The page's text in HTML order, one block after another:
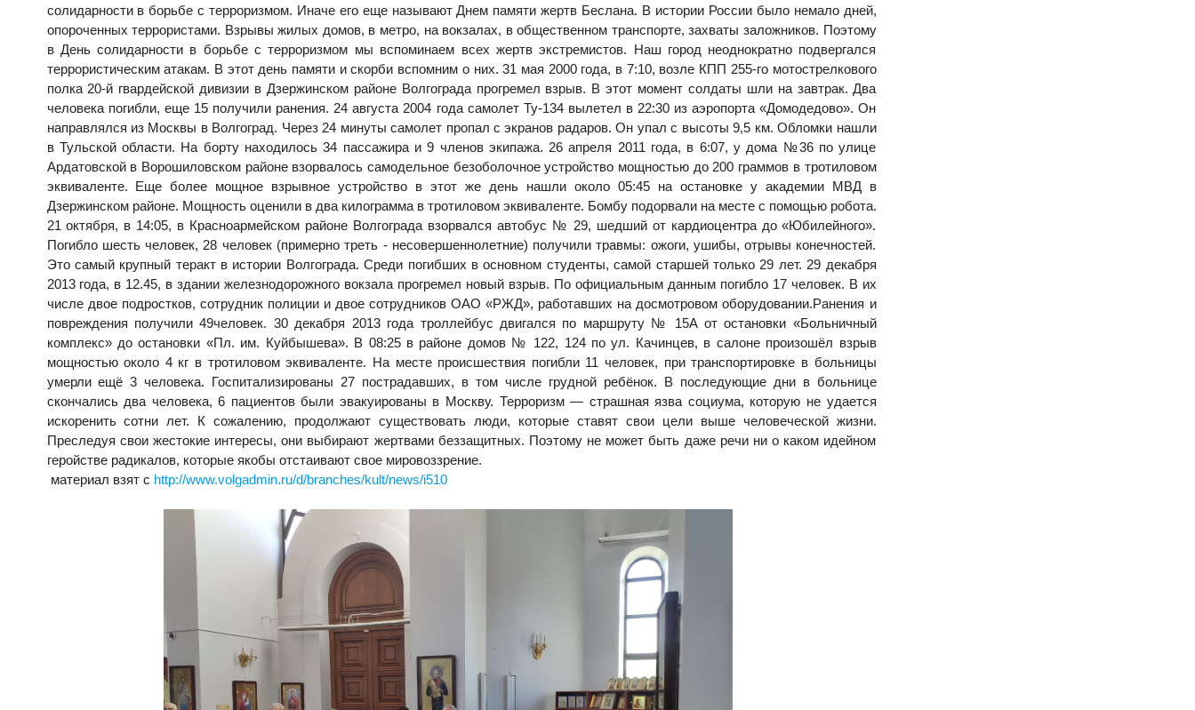
солидарности в борьбе с терроризмом. Иначе его еще называют Днем памяти жертв Беслана. В истории России было немало дней,
опороченных террористами. Взрывы жилых домов, в метро, на вокзалах, в общественном транспорте, захваты заложников. Поэтому
в День солидарности в борьбе с терроризмом мы вспоминаем всех жертв экстремистов. Наш город неоднократно подвергался
террористическим атакам. В этот день памяти и скорби вспомним о них. 31 мая 2000 года, в 7:10, возле КПП 255-го мотострелкового
полка 20-й гвардейской дивизии в Дзержинском районе Волгограда прогремел взрыв. В этот момент солдаты шли на завтрак. Два
человека погибли, еще 15 получили ранения. 24 августа 2004 года самолет Ту-134 вылетел в 22:30 из аэропорта «Домодедово». Он
направлялся из Москвы в Волгоград. Через 24 минуты самолет пропал с экранов радаров. Он упал с высоты 9,5 км. Обломки нашли
в Тульской области. На борту находилось 34 пассажира и 9 членов экипажа. 26 апреля 2011 года, в 6:07, у дома №36 по улице
Ардатовской в Ворошиловском районе взорвалось самодельное безоболочное устройство мощностью до 200 граммов в тротиловом
эквиваленте. Еще более мощное взрывное устройство в этот же день нашли около 05:45 на остановке у академии МВД в
Дзержинском районе. Мощность оценили в два килограмма в тротиловом эквиваленте. Бомбу подорвали на месте с помощью робота.
21 октября, в 14:05, в Красноармейском районе Волгограда взорвался автобус № 29, шедший от кардиоцентра до «Юбилейного».
Погибло шесть человек, 28 человек (примерно треть - несовершеннолетние) получили травмы: ожоги, ушибы, отрывы конечностей.
Это самый крупный теракт в истории Волгограда. Среди погибших в основном студенты, самой старшей только 29 лет. 29 декабря
2013 года, в 12.45, в здании железнодорожного вокзала прогремел новый взрыв. По официальным данным погибло 17 человек. В их
числе двое подростков, сотрудник полиции и двое сотрудников ОАО «РЖД», работавших на досмотровом оборудовании.Ранения и
повреждения получили 49человек. 30 декабря 2013 года троллейбус двигался по маршруту № 15A от остановки «Больничный
комплекс» до остановки «Пл. им. Куйбышева». В 08:25 в районе домов № 122, 124 по ул. Качинцев, в салоне произошёл взрыв
мощностью около 4 кг в тротиловом эквиваленте. На месте происшествия погибли 11 человек, при транспортировке в больницы
умерли ещё 3 человека. Госпитализированы 27 пострадавших, в том числе грудной ребёнок. В последующие дни в больнице
скончались два человека, 6 пациентов были эвакуированы в Москву. Терроризм — страшная язва социума, которую не удается
искоренить сотни лет. К сожалению, продолжают существовать люди, которые ставят свои цели выше человеческой жизни.
Преследуя свои жестокие интересы, они выбирают жертвами беззащитных. Поэтому не может быть даже речи ни о каком идейном
геройстве радикалов, которые якобы отстаивают свое мировоззрение.
материал взят с http://www.volgadmin.ru/d/branches/kult/news/i510